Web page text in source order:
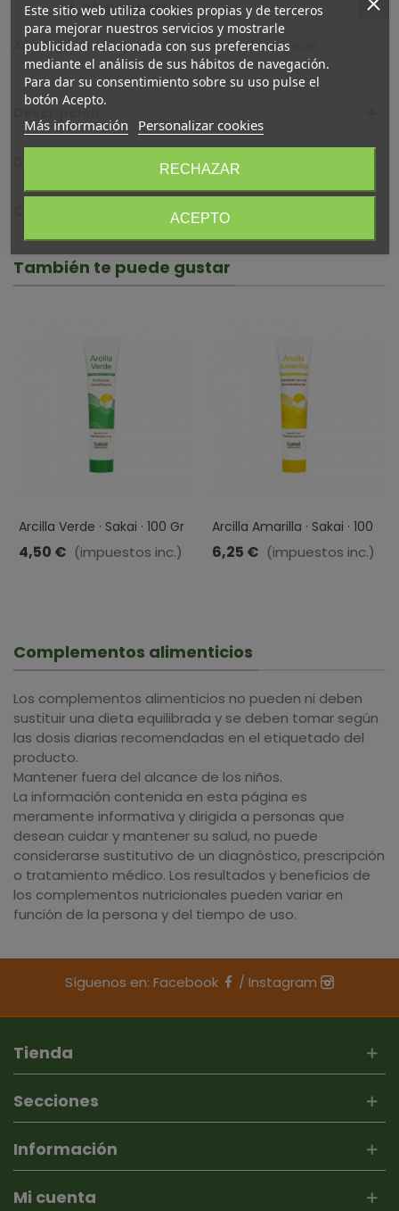
Añadir para comparar 0 A lista de deseos
Descripción
Detalles del producto
También te puede gustar
Arcilla Verde · Sakai · 100 Gr
4,50 € (impuestos inc.)
Arcilla Amarilla · Sakai · 100
Gr
6,25 € (impuestos inc.)
Complementos alimenticios
Los complementos alimenticios no pueden ni deben
sustituir una dieta equilibrada y se deben tomar según
las dosis diarias recomendadas en el etiquetado del
producto.
Mantener fuera del alcance de los niños.
La información contenida en esta página es
meramente informativa y dirigida a personas que
desean cuidar y mantener su salud, no puede
considerarse sustitutivo de un diagnóstico, prescripción
o tratamiento médico. Los resultados y beneficios de
los complementos nutricionales pueden variar en
función de la persona y del tiempo de uso.
Síguenos en: Facebook / Instagram
Este sitio web utiliza cookies propias y de terceros
para mejorar nuestros servicios y mostrarle
publicidad relacionada con sus preferencias
mediante el análisis de sus hábitos de navegación.
Para dar su consentimiento sobre su uso pulse el
botón Acepto.
Más información Personalizar cookies
RECHAZAR
ACEPTO
Tienda
Secciones
Información
Mi cuenta